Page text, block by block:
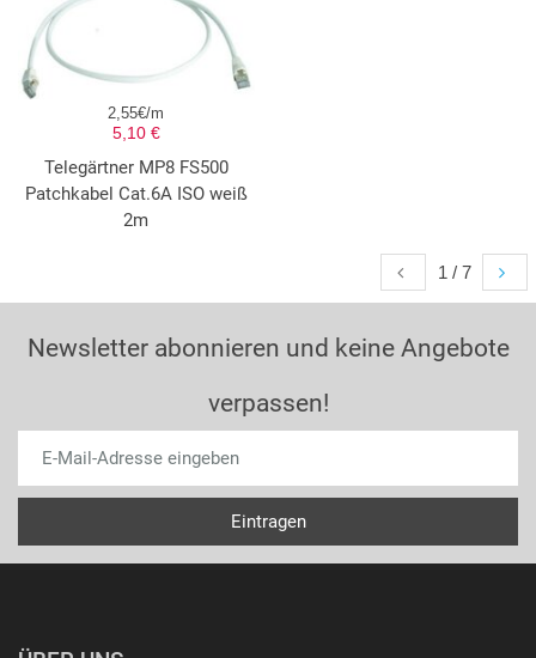
2,55€/m
5,10 €
Telegärtner MP8 FS500
Patchkabel Cat.6A ISO weiß
2m
1 / 7
Newsletter abonnieren und keine Angebote
verpassen!